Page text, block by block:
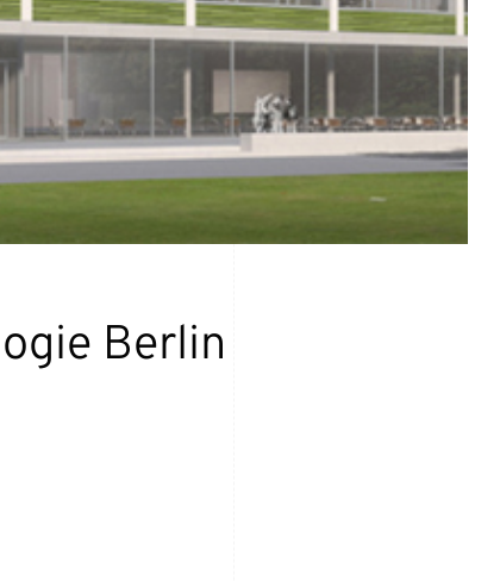
Berlin